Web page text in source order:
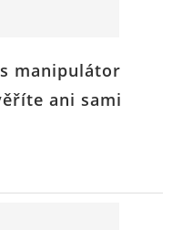
manipulátor
ani sami